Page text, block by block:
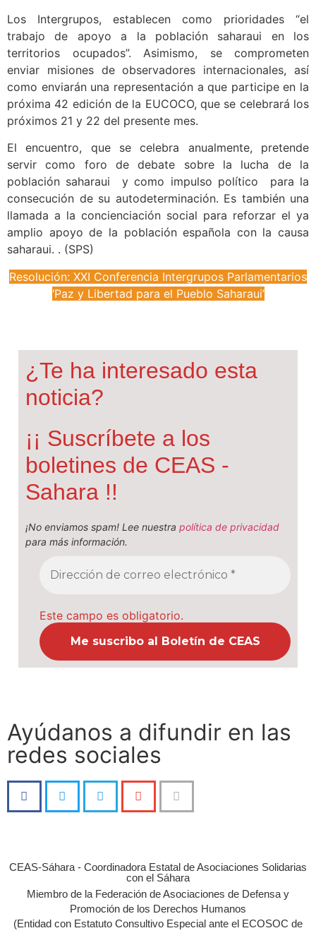
Los Intergrupos, establecen como prioridades “el
trabajo de apoyo a la población saharaui en los
territorios ocupados”. Asimismo, se comprometen
enviar misiones de observadores internacionales, así
como enviarán una representación a que participe en la
próxima 42 edición de la EUCOCO, que se celebrará los
próximos 21 y 22 del presente mes.
El encuentro, que se celebra anualmente, pretende
servir como foro de debate sobre la lucha de la
población saharaui y como impulso político para la
consecución de su autodeterminación. Es también una
llamada a la concienciación social para reforzar el ya
amplio apoyo de la población española con la causa
saharaui. . (SPS)
Resolución: XXI Conferencia Intergrupos Parlamentarios
‘Paz y Libertad para el Pueblo Saharaui’
¿Te ha interesado esta
noticia?
¡¡ Suscríbete a los
boletines de CEAS -
Sahara !!
¡No enviamos spam! Lee nuestra política de privacidad
para más información.
Este campo es obligatorio.
Ayúdanos a difundir en las
redes sociales
CEAS-Sáhara - Coordinadora Estatal de Asociaciones Solidarias
con el Sáhara
Miembro de la Federación de Asociaciones de Defensa y
Promoción de los Derechos Humanos
(Entidad con Estatuto Consultivo Especial ante el ECOSOC de